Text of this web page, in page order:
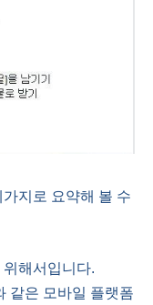
지로 요약해 볼 수
해서입니다.
같은 모바일 플랫폼